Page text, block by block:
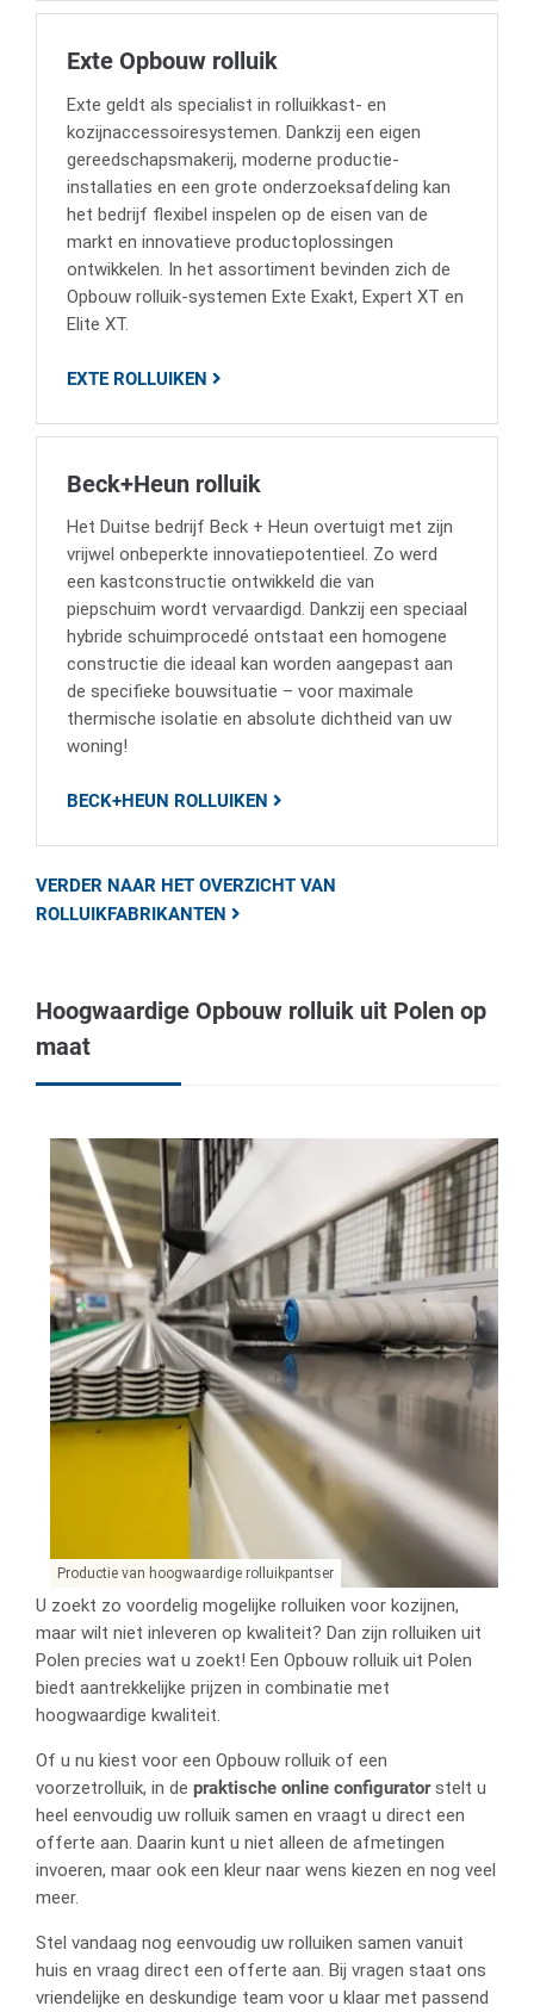
Exte Opbouw rolluik
Exte geldt als specialist in rolluikkast- en
kozijnaccessoiresystemen. Dankzij een eigen
gereedschapsmakerij, moderne productie-
installaties en een grote onderzoeksafdeling kan
het bedrijf flexibel inspelen op de eisen van de
markt en innovatieve productoplossingen
ontwikkelen. In het assortiment bevinden zich de
Opbouw rolluik-systemen Exte Exakt, Expert XT en
Elite XT.
EXTE ROLLUIKEN
Beck+Heun rolluik
Het Duitse bedrijf Beck + Heun overtuigt met zijn
vrijwel onbeperkte innovatiepotentieel. Zo werd
een kastconstructie ontwikkeld die van
piepschuim wordt vervaardigd. Dankzij een speciaal
hybride schuimprocedé ontstaat een homogene
constructie die ideaal kan worden aangepast aan
de specifieke bouwsituatie – voor maximale
thermische isolatie en absolute dichtheid van uw
woning!
BECK+HEUN ROLLUIKEN
VERDER NAAR HET OVERZICHT VAN
ROLLUIKFABRIKANTEN
Hoogwaardige Opbouw rolluik uit Polen op
maat
Productie van hoogwaardige rolluikpantser
U zoekt zo voordelig mogelijke rolluiken voor kozijnen,
maar wilt niet inleveren op kwaliteit? Dan zijn rolluiken uit
Polen precies wat u zoekt! Een Opbouw rolluik uit Polen
biedt aantrekkelijke prijzen in combinatie met
hoogwaardige kwaliteit.
Of u nu kiest voor een Opbouw rolluik of een
voorzetrolluik, in de praktische online configuratorstelt u
heel eenvoudig uw rolluik samen en vraagt u direct een
offerte aan. Daarin kunt u niet alleen de afmetingen
invoeren, maar ook een kleur naar wens kiezen en nog veel
meer.
Stel vandaag nog eenvoudig uw rolluiken samen vanuit
huis en vraag direct een offerte aan. Bij vragen staat ons
vriendelijke en deskundige team voor u klaar met passend